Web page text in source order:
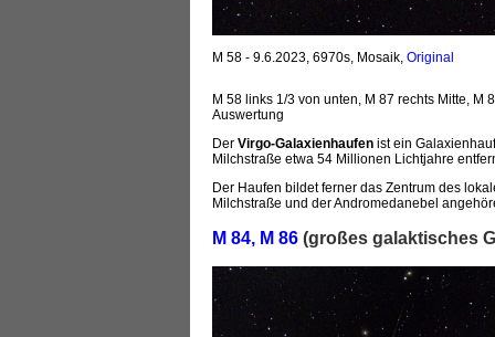
M 58 - 9.6.2023, 6970s, Mosaik, Original
M 58 links 1/3 von unten, M 87 rechts Mitte,
Auswertung
Der Virgo-Galaxienhaufen ist ein
Milchstraße etwa 54 Millionen Lichtjahre
Der Haufen bildet ferner das Zentrum des
Milchstraße und der Andromedanebel
M 84, M 86 (großes galaktisches